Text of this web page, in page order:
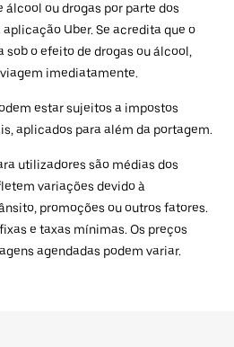
álcool ou drogas por parte dos
Uber. Se acredita que o
o efeito de drogas ou álcool,
imediatamente.
estar sujeitos a impostos
aplicados para além da portagem.
utilizadores são médias dos
variações devido à
promoções ou outros fatores.
e taxas mínimas. Os preços
agendadas podem variar.